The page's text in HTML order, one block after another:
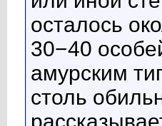
осталось
30−40
амурским
столь